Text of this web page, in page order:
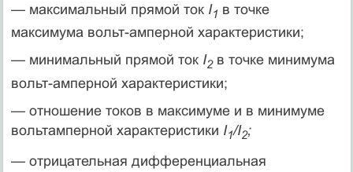
— максимальный прямой ток I1 в точке
максимума вольт-амперной характеристики;
— минимальный прямой ток I2 в точке минимума
вольт-амперной характеристики;
— отношение токов в максимуме и в минимуме
вольтамперной характеристики I1/I2;
— отрицательная дифференциальная